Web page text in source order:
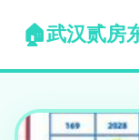
武汉贰房